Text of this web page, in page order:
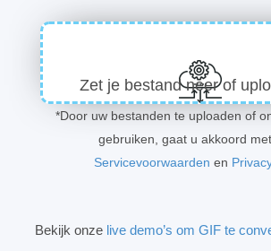
Zet je bestand neer of
*Door uw bestanden te uploaden of
gebruiken, gaat u akkoord
Servicevoorwaarden en
Bekijk onze live demo’s om GIF te